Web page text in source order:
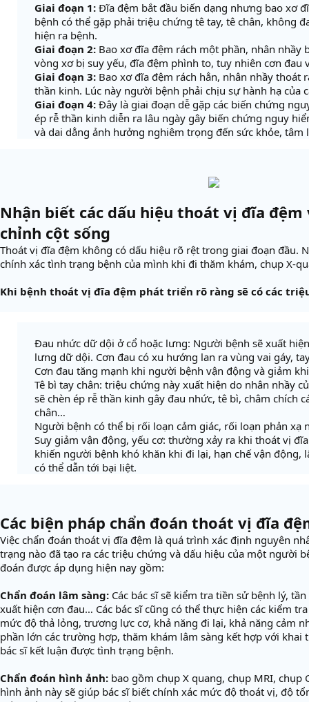
Giai đoạn 1: Đĩa đệm bắt đầu biến dạng nhưng bao xơ
bệnh có thể gặp phải triệu chứng tê tay, tê chân, không
hiện ra bệnh.
Giai đoạn 2: Bao xơ đĩa đệm rách một phần, nhân nhầy
vòng xơ bị suy yếu, đĩa đệm phình to, tuy nhiên cơn đau
Giai đoạn 3: Bao xơ đĩa đệm rách hẳn, nhân nhầy thoát
thần kinh. Lúc này người bệnh phải chịu sự hành hạ của
Giai đoạn 4: Đây là giai đoạn dễ gặp các biến chứng
ép rễ thần kinh diễn ra lâu ngày gây biến chứng nguy
và dai dẳng ảnh hưởng nghiêm trọng đến sức khỏe, tâm
Nhận biết các dấu hiệu thoát vị đĩa đệm
chỉnh cột sống
Thoát vị đĩa đệm không có dấu hiệu rõ rệt trong giai đoạn đầu.
chính xác tình trạng bệnh của mình khi đi thăm khám, chụp X-
Khi bệnh thoát vị đĩa đệm phát triển rõ ràng sẽ có các
Đau nhức dữ dội ở cổ hoặc lưng: Người bệnh sẽ xuất
lưng dữ dội. Cơn đau có xu hướng lan ra vùng vai gáy,
Cơn đau tăng mạnh khi người bệnh vận động và giảm
Tê bì tay chân: triệu chứng này xuất hiện do nhân nhầy
sẽ chèn ép rễ thần kinh gây đau nhức, tê bì, châm chích
chân…
Người bệnh có thể bị rối loạn cảm giác, rối loạn phản xạ
Suy giảm vận động, yếu cơ: thường xảy ra khi thoát vị
khiến người bệnh khó khăn khi đi lại, hạn chế vận động,
có thể dẫn tới bại liệt.
Các biện pháp chẩn đoán thoát vị đĩa
Việc chẩn đoán thoát vị đĩa đệm là quá trình xác định nguyên
trạng nào đã tạo ra các triệu chứng và dấu hiệu của một người
đoán được áp dụng hiện nay gồm:
Chẩn đoán lâm sàng: Các bác sĩ sẽ kiểm tra tiền sử bệnh lý,
xuất hiện cơn đau… Các bác sĩ cũng có thể thực hiện các kiểm
mức độ thả lỏng, trương lực cơ, khả năng đi lại, khả năng cảm
phần lớn các trường hợp, thăm khám lâm sàng kết hợp với khai
bác sĩ kết luận được tình trạng bệnh.
Chẩn đoán hình ảnh: bao gồm chụp X quang, chụp MRI, chụp
hình ảnh này sẽ giúp bác sĩ biết chính xác mức độ thoát vị, độ